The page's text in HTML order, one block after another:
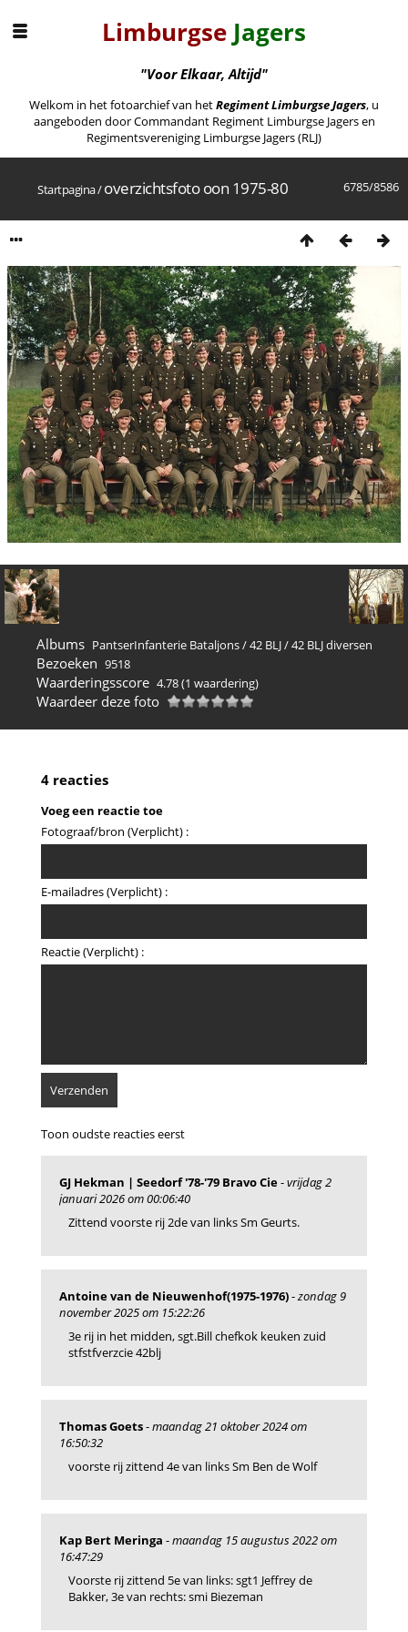
Limburgse Jagers
"Voor Elkaar, Altijd"
Welkom in het fotoarchief van hetRegiment Limburgse Jagers, u
aangeboden door Commandant Regiment Limburgse Jagers en
Regimentsvereniging Limburgse Jagers (RLJ)
6785/8586
Startpagina/overzichtsfoto oon 1975-80
Albums PantserInfanterie Bataljons/42 BLJ/42 BLJ diversen
Bezoeken 9518
Waarderingsscore 4.78(1 waardering)
Waardeer deze foto
4 reacties
Voeg een reactie toe
Fotograaf/bron (Verplicht) :
E-mailadres (Verplicht) :
Reactie (Verplicht) :
Toon oudste reacties eerst
GJ Hekman | Seedorf '78-'79 Bravo Cie-vrijdag 2
januari 2026 om 00:06:40
Zittend voorste rij 2de van links Sm Geurts.
Antoine van de Nieuwenhof(1975-1976)-zondag 9
november 2025 om 15:22:26
3e rij in het midden, sgt.Bill chefkok keuken zuid
stfstfverzcie 42blj
Thomas Goets-maandag 21 oktober 2024 om
16:50:32
voorste rij zittend 4e van links Sm Ben de Wolf
Kap Bert Meringa -maandag 15 augustus 2022 om
16:47:29
Voorste rij zittend 5e van links: sgt1 Jeffrey de
Bakker, 3e van rechts: smi Biezeman